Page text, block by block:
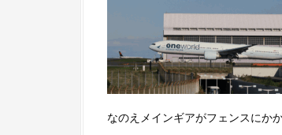
なのえメインギアがフェンスにかか